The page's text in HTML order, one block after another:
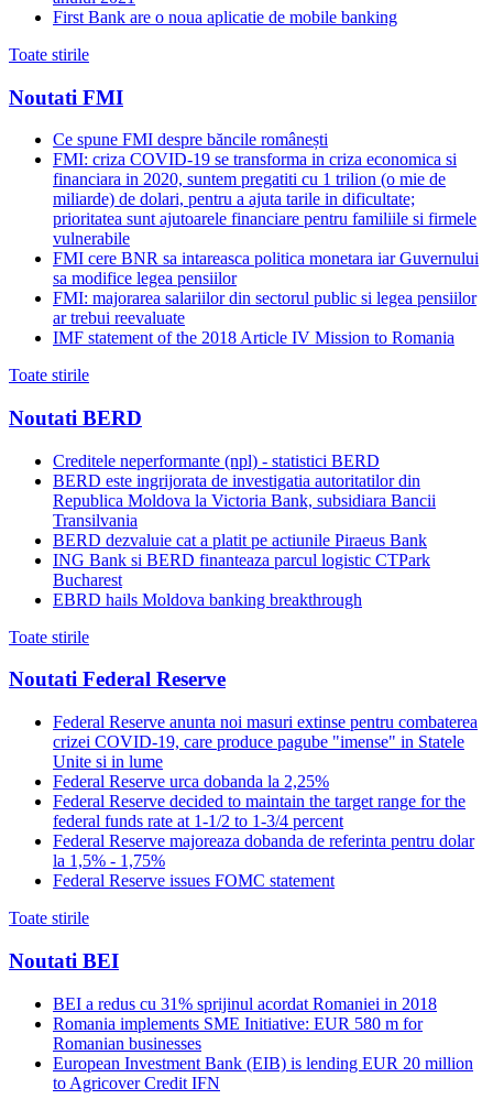
First Bank are o noua aplicatie de mobile banking
Toate stirile
Noutati FMI
Ce spune FMI despre băncile românești
FMI: criza COVID-19 se transforma in criza economica si
financiara in 2020, suntem pregatiti cu 1 trilion (o mie de
miliarde) de dolari, pentru a ajuta tarile in dificultate;
prioritatea sunt ajutoarele financiare pentru familiile si firmele
vulnerabile
FMI cere BNR sa intareasca politica monetara iar Guvernului
sa modifice legea pensiilor
FMI: majorarea salariilor din sectorul public si legea pensiilor
ar trebui reevaluate
IMF statement of the 2018 Article IV Mission to Romania
Toate stirile
Noutati BERD
Creditele neperformante (npl) - statistici BERD
BERD este ingrijorata de investigatia autoritatilor din
Republica Moldova la Victoria Bank, subsidiara Bancii
Transilvania
BERD dezvaluie cat a platit pe actiunile Piraeus Bank
ING Bank si BERD finanteaza parcul logistic CTPark
Bucharest
EBRD hails Moldova banking breakthrough
Toate stirile
Noutati Federal Reserve
Federal Reserve anunta noi masuri extinse pentru combaterea
crizei COVID-19, care produce pagube "imense" in Statele
Unite si in lume
Federal Reserve urca dobanda la 2,25%
Federal Reserve decided to maintain the target range for the
federal funds rate at 1-1/2 to 1-3/4 percent
Federal Reserve majoreaza dobanda de referinta pentru dolar
la 1,5% - 1,75%
Federal Reserve issues FOMC statement
Toate stirile
Noutati BEI
BEI a redus cu 31% sprijinul acordat Romaniei in 2018
Romania implements SME Initiative: EUR 580 m for
Romanian businesses
European Investment Bank (EIB) is lending EUR 20 million
to Agricover Credit IFN